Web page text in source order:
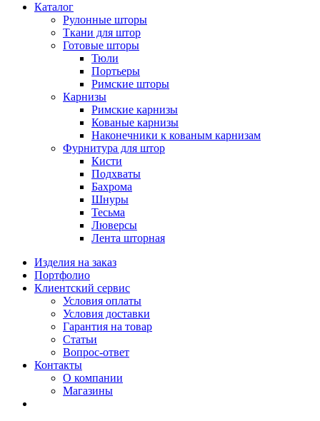
Каталог
Рулонные шторы
Ткани для штор
Готовые шторы
Тюли
Портьеры
Римские шторы
Карнизы
Римские карнизы
Кованые карнизы
Наконечники к кованым карнизам
Фурнитура для штор
Кисти
Подхваты
Бахрома
Шнуры
Тесьма
Люверсы
Лента шторная
Изделия на заказ
Портфолио
Клиентский сервис
Условия оплаты
Условия доставки
Гарантия на товар
Статьи
Вопрос-ответ
Контакты
О компании
Магазины